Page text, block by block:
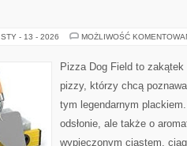
STY - 13 - 2026 MOŻLIWOŚĆ
Pizza Dog Field to
pizzy, którzy chcą
tym legendarnym
odsłonie, ale także o
wypieczonym ciastem,